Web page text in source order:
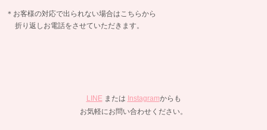
＊お客様の対応で出られない場合はこちらから
折り返しお電話をさせていただきます。
LINE または Instagramからも
お気軽にお問い合わせください。